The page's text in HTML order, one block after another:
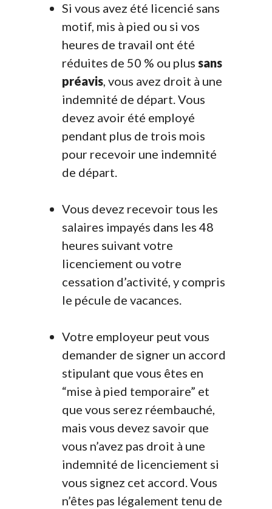
Si vous avez été licencié sans
motif, mis à pied ou si vos
heures de travail ont été
réduites de 50 % ou plus sans
préavis, vous avez droit à une
indemnité de départ. Vous
devez avoir été employé
pendant plus de trois mois
pour recevoir une indemnité
de départ.
Vous devez recevoir tous les
salaires impayés dans les 48
heures suivant votre
licenciement ou votre
cessation d’activité, y compris
le pécule de vacances.
Votre employeur peut vous
demander de signer un accord
stipulant que vous êtes en
“mise à pied temporaire” et
que vous serez réembauché,
mais vous devez savoir que
vous n’avez pas droit à une
indemnité de licenciement si
vous signez cet accord. Vous
n’êtes pas légalement tenu de